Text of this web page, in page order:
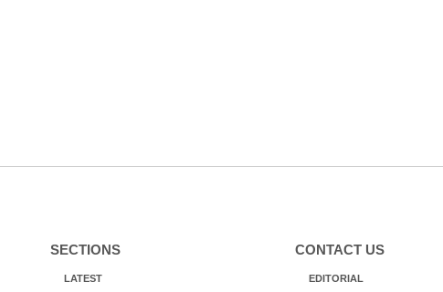
SECTIONS
LATEST
CONTACT US
EDITORIAL